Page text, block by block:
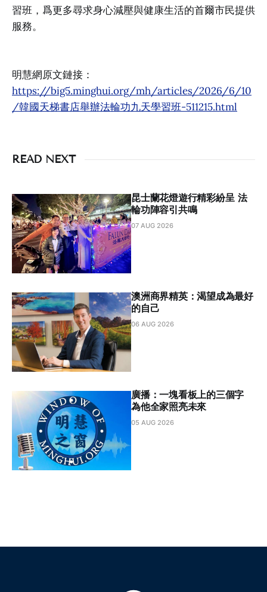
習班，爲更多尋求身心減壓與健康生活的首爾市民提供
服務。
明慧網原文鏈接：
https://big5.minghui.org/mh/articles/2026/6/10
/韓國天梯書店舉辦法輪功九天學習班-511215.html
READ NEXT
昆士蘭花燈遊行精彩紛呈 法
輪功陣容引共鳴
07 AUG 2026
澳洲商界精英：渴望成為最好
的自己
06 AUG 2026
廣播：⼀塊看板上的三個字
為他全家照亮未來
05 AUG 2026